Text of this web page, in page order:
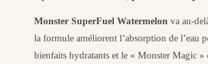
Monster SuperFuel Watermelon va au-
la formule améliorent l’absorption de l’eau
bienfaits hydratants et le « Monster Magic